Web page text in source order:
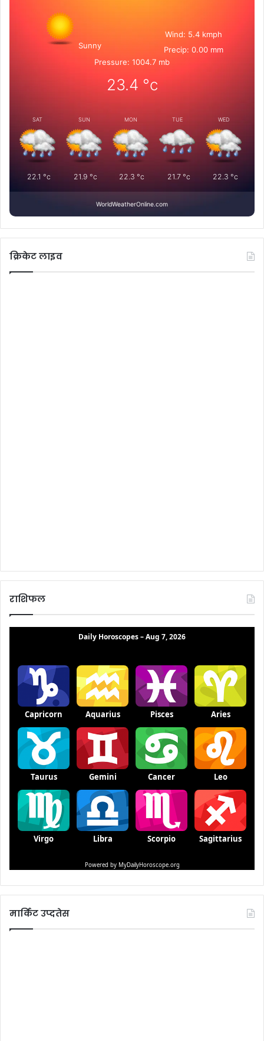
Sunny
Wind: 5.4 kmph
Precip: 0.00 mm
Pressure: 1004.7 mb
23.4 °c
SAT
22.1 °c
SUN
21.9 °c
MON
22.3 °c
TUE
21.7°c
WED
22.3 °c
WorldWeatherOnline.com
क्रिकेट लाइव
राशिफल
मार्किट उप्दतेस